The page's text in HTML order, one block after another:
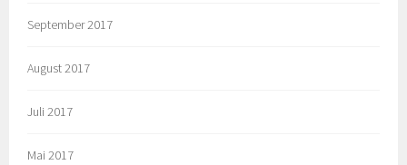
September 2017
August 2017
Juli 2017
Mai 2017